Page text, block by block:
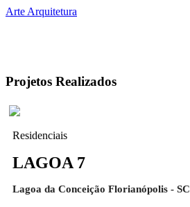
Arte Arquitetura
Projetos Realizados
Residenciais
LAGOA 7
Lagoa da Conceição Florianópolis - SC